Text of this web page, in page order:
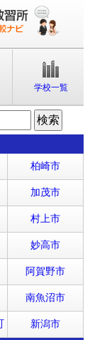
学校一覧
柏崎市
加茂市
村上市
妙高市
阿賀野市
南魚沼市
新潟市